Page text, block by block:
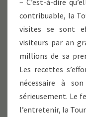
– C’est-à-dire
contribuable, la
visites se sont
visiteurs par an
millions de sa
Les recettes
nécessaire à
sérieusement. Le
l’entretenir, la